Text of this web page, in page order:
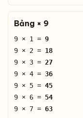
Bảng × 9
9 × 1 = 9
9 × 2 = 18
9 × 3 = 27
9 × 4 = 36
9 × 5 = 45
9 × 6 = 54
9 × 7 = 63